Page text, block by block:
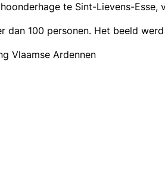
te Sint-Lievens-Esse,
dan 100 personen. Het beeld werd
Vlaamse Ardennen